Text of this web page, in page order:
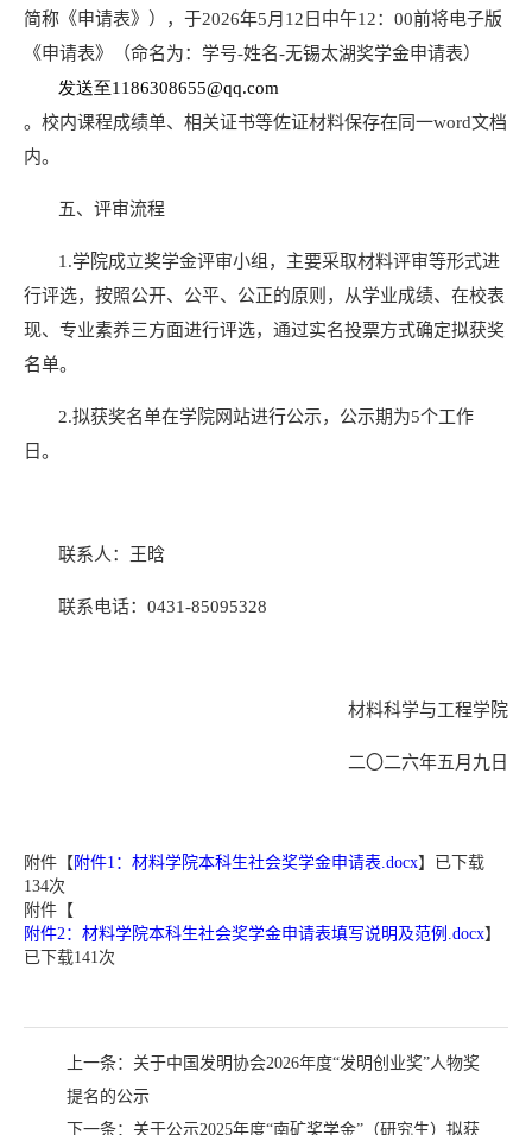
简称《申请表》），于2026年5月 12 日中午12： 00前将电子版
《申请表》（命名为：学号-姓名-无锡太湖奖学金申请表）
发送至1186308655@qq.com
。校内课程成绩单、相关证书等佐证材料保存在同一word文档
内。
五、评审流程
1.学院成立奖学金评审小组，主要采取材料评审等形式进
行评选，按照公开、公平、公正的原则，从学业成绩、在校表
现、专业素养三方面进行评选，通过实名投票方式确定拟获奖
名单。
2.拟获奖名单在学院网站进行公示，公示期为5个工作
日。
联系人：王晗
联系电话： 0431-85095328
材料科学与工程学院
二〇二六年五月九日
附件【 附件1：材料学院本科生社会奖学金申请表.docx】已下载
134次
附件【
附件2：材料学院本科生社会奖学金申请表填写说明及范例.docx】
已下载141 次
上一条： 关于中国发明协会2026年度“发明创业奖”人物奖
提名的公示
下一条： 关于公示2025年度“南矿奖学金”（研究生）拟获